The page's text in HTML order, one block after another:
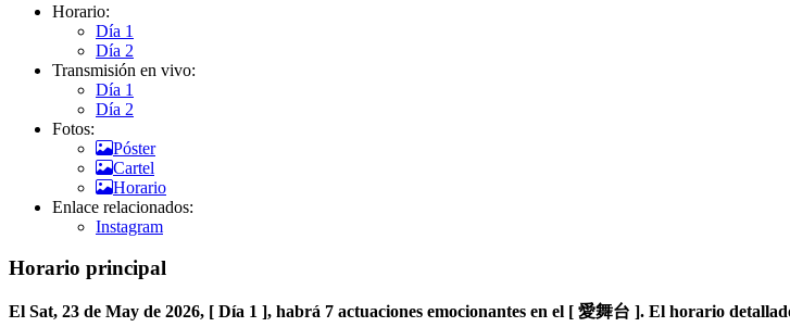
Horario:
Día 1
Día 2
Transmisión en vivo:
Día 1
Día 2
Fotos:
Póster
Cartel
Horario
Enlace relacionados:
Instagram
Horario principal
El Sat, 23 de May de 2026, [ Día 1 ], habrá 7 actuaciones emocionantes en el [ 愛舞台 ]. El horario